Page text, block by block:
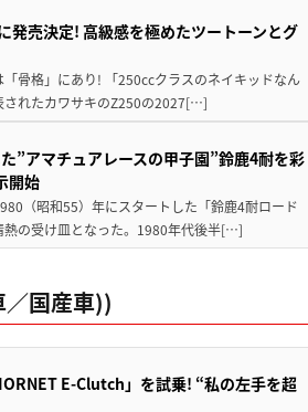
発売決定! 高級感を極めたツートーンとグ
骨格」にあり! 「250ccクラスのネイキッドなん
されたカワサキのZ250の2027[…]
”アマチュアレースの甲子園”鈴鹿4耐を彩
開始
（昭和55）年にスタートした「鈴鹿4耐ロード
熱の受け皿となった。1980年代後半[…]
国産車))
E-Clutch」を試乗! “私の左手を超